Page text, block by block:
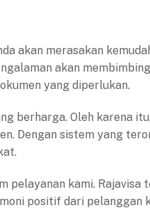
akan merasakan
akan
yang diperlukan.
berharga. Oleh karena
Dengan sistem yang
pelayanan kami. Rajavisa
positif dari pelanggan